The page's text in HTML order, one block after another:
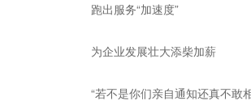
跑出服务“加速度”
为企业发展壮大添柴加薪
“若不是你们亲自通知还真不敢